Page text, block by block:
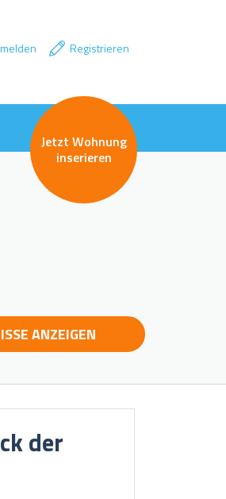
Registrieren
Jetzt Wohnung
inserieren
ANZEIGEN
der